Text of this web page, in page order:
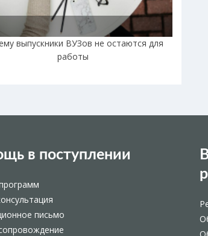
выпускники ВУЗов не остаются для
работы
в поступлении
письмо